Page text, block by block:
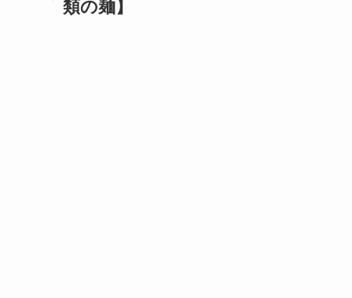
類の麺】